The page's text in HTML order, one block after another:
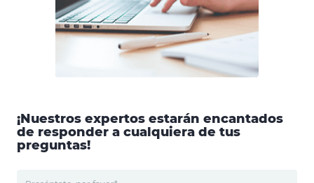
¡Nuestros expertos estarán encantados
de responder a cualquiera de tus
preguntas!